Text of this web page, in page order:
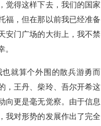
得这样下去，我们的国家
福，但在那以前我已经准备
安门广场的大街上，我不禁
。
就算个外围的散兵游勇而
，王丹、柴玲、吾尔开希这
向更是毫无觉察。由于信息
我对形势的发展作出了完全